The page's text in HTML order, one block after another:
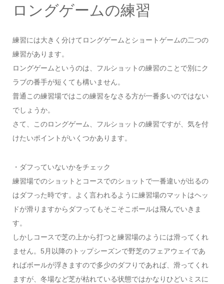
ロングゲームの練習
練習には大きく分けてロングゲームとショートゲームの二つの
練習があります。
ロングゲームというのは、フルショットの練習のことで別にク
ラブの番手が短くても構いません。
普通この練習場ではこの練習をなさる方が一番多いのではない
でしょうか。
さて、このロングゲーム、フルショットの練習ですが、気を付
けたいポイントがいくつかあります。
・ダフっていないかをチェック
練習場でのショットとコースでのショットで一番違いが出るの
はダフった時です。よく言われるように練習場のマットはヘッ
ドが滑りますからダフってもそこそこボールは飛んでいきま
す。
しかしコースで芝の上から打つと練習場のようには滑ってくれ
ません。5月以降のトップシーズンで野芝のフェアウェイであ
ればボールが浮きますので多少のダフりであれば、滑ってくれ
ますが、冬場など芝が枯れている状態ではかなりひどいミスに